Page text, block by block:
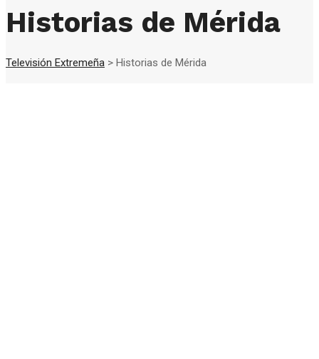
Historias de Mérida
Televisión Extremeña > Historias de Mérida